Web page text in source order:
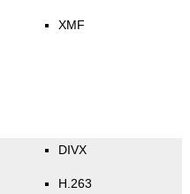
XMF
DIVX
H.263